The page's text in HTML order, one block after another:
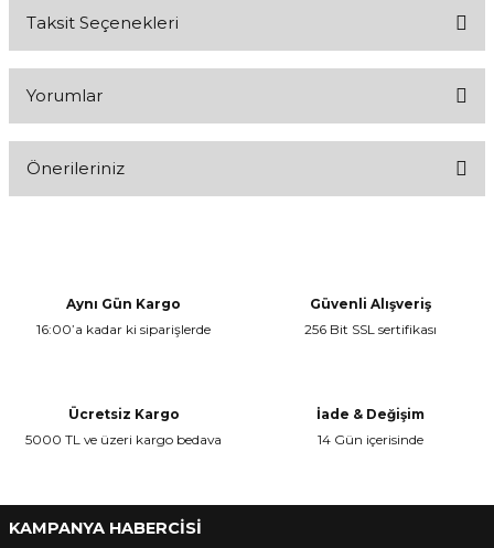
Taksit Seçenekleri
Yorumlar
Önerileriniz
Ürün resmi kalitesiz, bozuk veya görüntülenemiyor.
Aynı Gün Kargo
16:00’a kadar ki siparişlerde
Güvenli Alışveriş
256 Bit SSL sertifikası
Ücretsiz Kargo
5000 TL ve üzeri kargo bedava
İade & Değişim
14 Gün içerisinde
KAMPANYA HABERCİSİ